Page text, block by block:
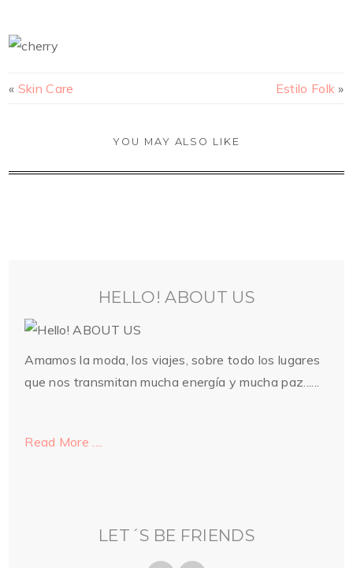
« Skin Care Estilo Folk »
YOU MAY ALSO LIKE
HELLO! ABOUT US
Amamos la moda, los viajes, sobre todo los lugares
que nos transmitan mucha energía y mucha paz......
Read More ....
LET´S BE FRIENDS